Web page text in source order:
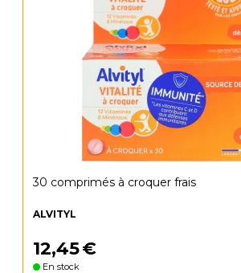
30 comprimés à croquer frais
ALVITYL
12,45€
En stock